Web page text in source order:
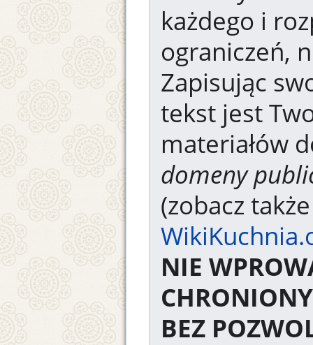
każdego i
ograniczeń,
Zapisując
tekst jest
materiałów
domeny
(zobacz
NIE
BEZ